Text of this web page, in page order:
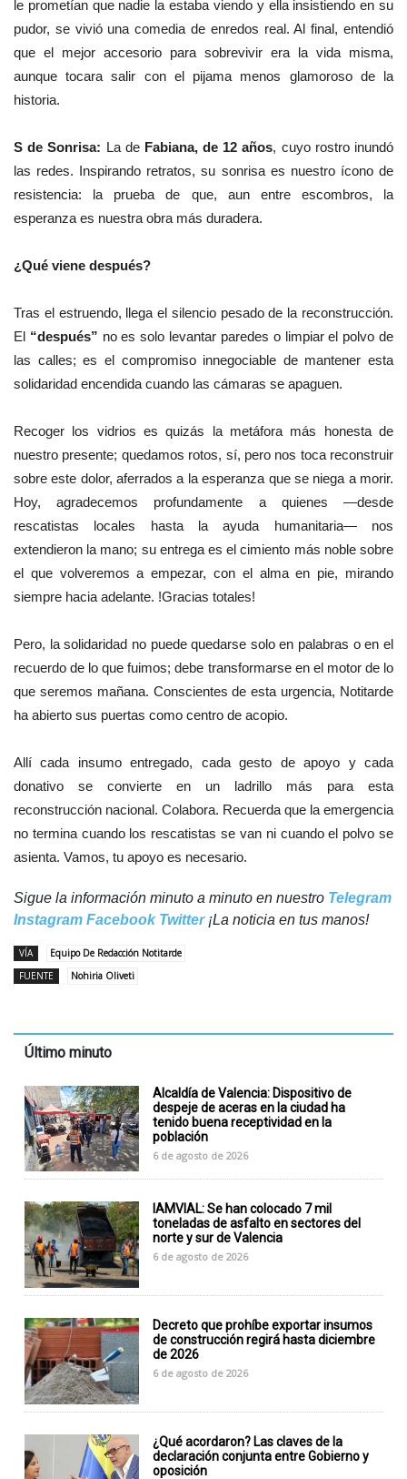
le prometían que nadie la estaba viendo y ella insistiendo en su
pudor, se vivió una comedia de enredos real. Al final, entendió
que el mejor accesorio para sobrevivir era la vida misma,
aunque tocara salir con el pijama menos glamoroso de la
historia.
S de Sonrisa: La de Fabiana, de 12 años, cuyo rostro inundó
las redes. Inspirando retratos, su sonrisa es nuestro ícono de
resistencia: la prueba de que, aun entre escombros, la
esperanza es nuestra obra más duradera.
¿Qué viene después?
Tras el estruendo, llega el silencio pesado de la reconstrucción.
El “después” no es solo levantar paredes o limpiar el polvo de
las calles; es el compromiso innegociable de mantener esta
solidaridad encendida cuando las cámaras se apaguen.
Recoger los vidrios es quizás la metáfora más honesta de
nuestro presente; quedamos rotos, sí, pero nos toca reconstruir
sobre este dolor, aferrados a la esperanza que se niega a morir.
Hoy, agradecemos profundamente a quienes —desde
rescatistas locales hasta la ayuda humanitaria— nos
extendieron la mano; su entrega es el cimiento más noble sobre
el que volveremos a empezar, con el alma en pie, mirando
siempre hacia adelante. !Gracias totales!
Pero, la solidaridad no puede quedarse solo en palabras o en el
recuerdo de lo que fuimos; debe transformarse en el motor de lo
que seremos mañana. Conscientes de esta urgencia, Notitarde
ha abierto sus puertas como centro de acopio.
Allí cada insumo entregado, cada gesto de apoyo y cada
donativo se convierte en un ladrillo más para esta
reconstrucción nacional. Colabora. Recuerda que la emergencia
no termina cuando los rescatistas se van ni cuando el polvo se
asienta. Vamos, tu apoyo es necesario.
Sigue la información minuto a minuto en nuestro Telegram
Instagram Facebook Twitter¡La noticia en tus manos!
VÍA
Equipo De Redacción Notitarde
FUENTE
Nohiria Oliveti
Último minuto
Alcaldía de Valencia: Dispositivo de
despeje de aceras en la ciudad ha
tenido buena receptividad en la
población
6 de agosto de 2026
IAMVIAL: Se han colocado 7 mil
toneladas de asfalto en sectores del
norte y sur de Valencia
6 de agosto de 2026
Decreto que prohíbe exportar insumos
de construcción regirá hasta diciembre
de 2026
6 de agosto de 2026
¿Qué acordaron? Las claves de la
declaración conjunta entre Gobierno y
oposición